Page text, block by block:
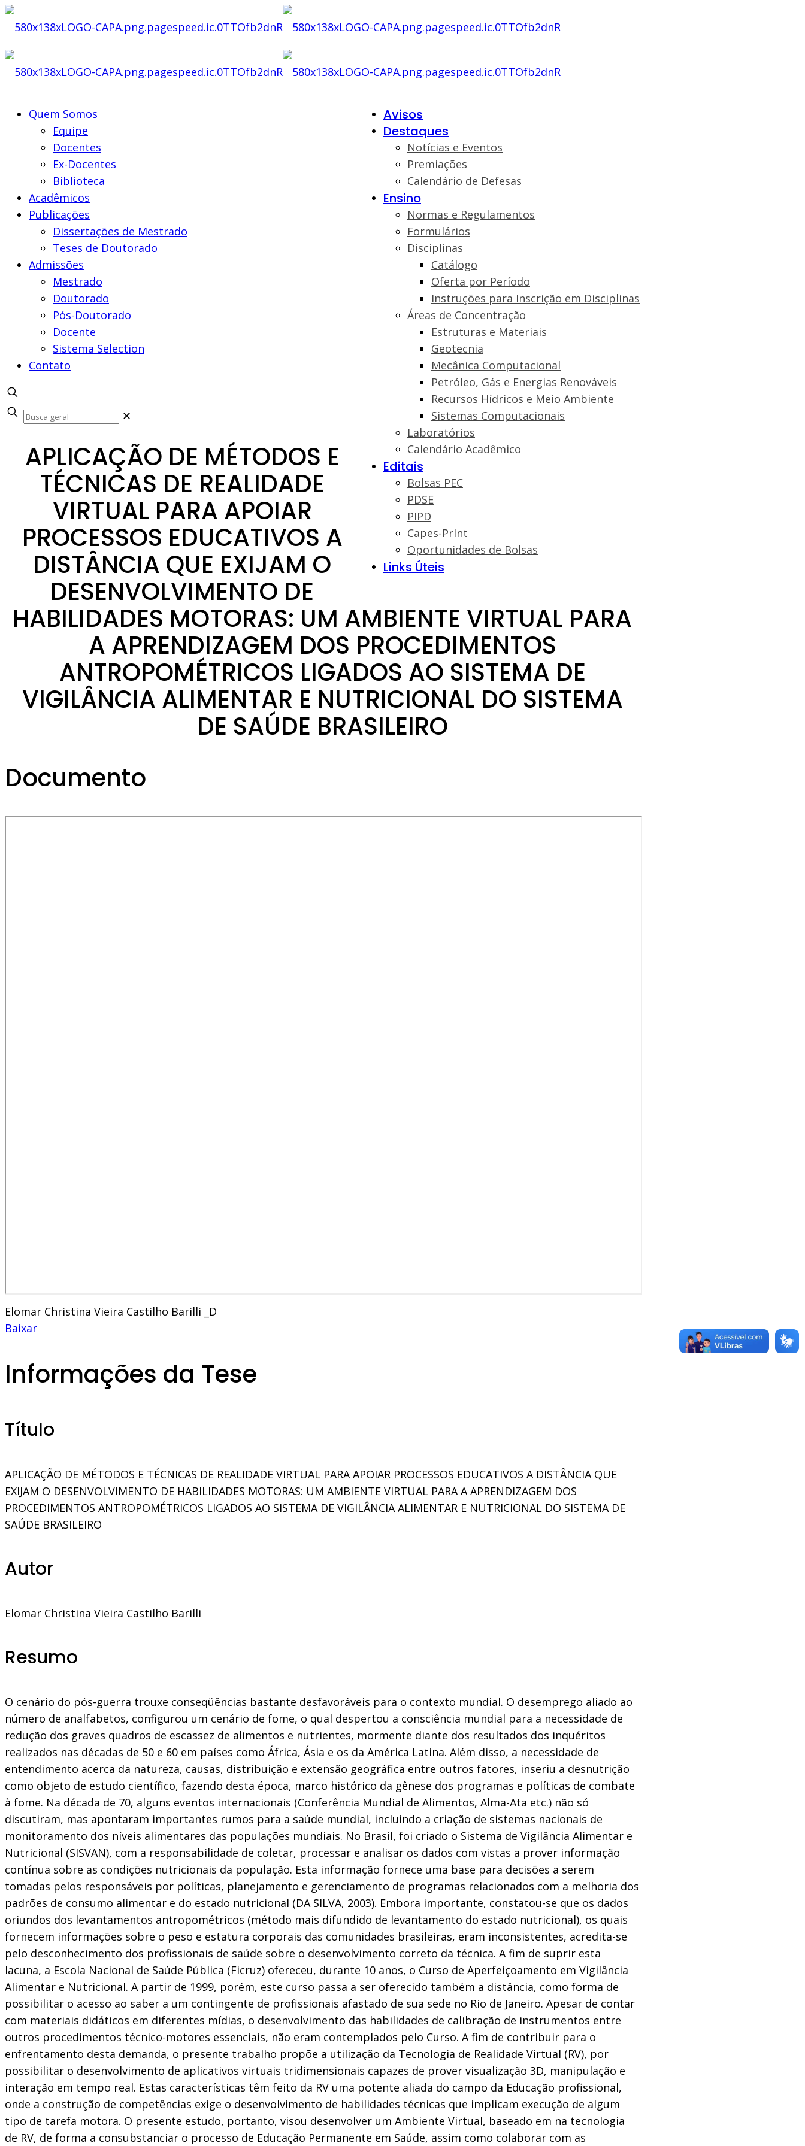
Avisos
Destaques
Notícias e Eventos
Premiações
Calendário de Defesas
Ensino
Normas e Regulamentos
Formulários
Disciplinas
Catálogo
Oferta por Período
Instruções para Inscrição em Disciplinas
Áreas de Concentração
Estruturas e Materiais
Geotecnia
Mecânica Computacional
Petróleo, Gás e Energias Renováveis
Recursos Hídricos e Meio Ambiente
Sistemas Computacionais
Laboratórios
Calendário Acadêmico
Editais
Bolsas PEC
PDSE
PIPD
Capes-PrInt
Oportunidades de Bolsas
Links Úteis
Quem Somos
Equipe
Docentes
Ex-Docentes
Biblioteca
Acadêmicos
Publicações
Dissertações de Mestrado
Teses de Doutorado
Admissões
Mestrado
Doutorado
Pós-Doutorado
Docente
Sistema Selection
Contato
✕
APLICAÇÃO DE MÉTODOS E
TÉCNICAS DE REALIDADE
VIRTUAL PARA APOIAR
PROCESSOS EDUCATIVOS A
DISTÂNCIA QUE EXIJAM O
DESENVOLVIMENTO DE
HABILIDADES MOTORAS: UM AMBIENTE VIRTUAL PARA
A APRENDIZAGEM DOS PROCEDIMENTOS
ANTROPOMÉTRICOS LIGADOS AO SISTEMA DE
VIGILÂNCIA ALIMENTAR E NUTRICIONAL DO SISTEMA
DE SAÚDE BRASILEIRO
Documento
Elomar Christina Vieira Castilho Barilli _D
Baixar
Informações da Tese
Título
APLICAÇÃO DE MÉTODOS E TÉCNICAS DE REALIDADE VIRTUAL PARA APOIAR PROCESSOS EDUCATIVOS A DISTÂNCIA QUE
EXIJAM O DESENVOLVIMENTO DE HABILIDADES MOTORAS: UM AMBIENTE VIRTUAL PARA A APRENDIZAGEM DOS
PROCEDIMENTOS ANTROPOMÉTRICOS LIGADOS AO SISTEMA DE VIGILÂNCIA ALIMENTAR E NUTRICIONAL DO SISTEMA DE
SAÚDE BRASILEIRO
Autor
Elomar Christina Vieira Castilho Barilli
Resumo
O cenário do pós-guerra trouxe conseqüências bastante desfavoráveis para o contexto mundial. O desemprego aliado ao
número de analfabetos, configurou um cenário de fome, o qual despertou a consciência mundial para a necessidade de
redução dos graves quadros de escassez de alimentos e nutrientes, mormente diante dos resultados dos inquéritos
realizados nas décadas de 50 e 60 em países como África, Ásia e os da América Latina. Além disso, a necessidade de
entendimento acerca da natureza, causas, distribuição e extensão geográfica entre outros fatores, inseriu a desnutrição
como objeto de estudo científico, fazendo desta época, marco histórico da gênese dos programas e políticas de combate
à fome. Na década de 70, alguns eventos internacionais (Conferência Mundial de Alimentos, Alma-Ata etc.) não só
discutiram, mas apontaram importantes rumos para a saúde mundial, incluindo a criação de sistemas nacionais de
monitoramento dos níveis alimentares das populações mundiais. No Brasil, foi criado o Sistema de Vigilância Alimentar e
Nutricional (SISVAN), com a responsabilidade de coletar, processar e analisar os dados com vistas a prover informação
contínua sobre as condições nutricionais da população. Esta informação fornece uma base para decisões a serem
tomadas pelos responsáveis por políticas, planejamento e gerenciamento de programas relacionados com a melhoria dos
padrões de consumo alimentar e do estado nutricional (DA SILVA, 2003). Embora importante, constatou-se que os dados
oriundos dos levantamentos antropométricos (método mais difundido de levantamento do estado nutricional), os quais
fornecem informações sobre o peso e estatura corporais das comunidades brasileiras, eram inconsistentes, acredita-se
pelo desconhecimento dos profissionais de saúde sobre o desenvolvimento correto da técnica. A fim de suprir esta
lacuna, a Escola Nacional de Saúde Pública (Ficruz) ofereceu, durante 10 anos, o Curso de Aperfeiçoamento em Vigilância
Alimentar e Nutricional. A partir de 1999, porém, este curso passa a ser oferecido também a distância, como forma de
possibilitar o acesso ao saber a um contingente de profissionais afastado de sua sede no Rio de Janeiro. Apesar de contar
com materiais didáticos em diferentes mídias, o desenvolvimento das habilidades de calibração de instrumentos entre
outros procedimentos técnico-motores essenciais, não eram contemplados pelo Curso. A fim de contribuir para o
enfrentamento desta demanda, o presente trabalho propõe a utilização da Tecnologia de Realidade Virtual (RV), por
possibilitar o desenvolvimento de aplicativos virtuais tridimensionais capazes de prover visualização 3D, manipulação e
interação em tempo real. Estas características têm feito da RV uma potente aliada do campo da Educação profissional,
onde a construção de competências exige o desenvolvimento de habilidades técnicas que implicam execução de algum
tipo de tarefa motora. O presente estudo, portanto, visou desenvolver um Ambiente Virtual, baseado em na tecnologia
de RV, de forma a consubstanciar o processo de Educação Permanente em Saúde, assim como colaborar com as